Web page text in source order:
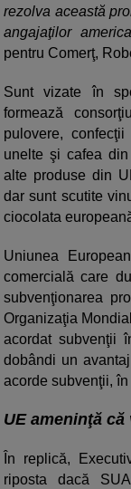
rezolva această
angajaţilor
pentru Comerţ,
Sunt vizate în
formează
pulovere,
unelte şi cafea
alte produse din
dar sunt scutite
ciocolata
Uniunea
comercială care
subvenţionarea
Organizaţia
acordat subvenţii
dobândi un
acorde subvenţii,
UE ameninţă
În replică,
riposta dacă